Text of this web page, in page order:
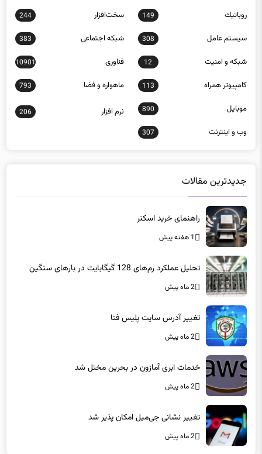
روباتيك 149 سخت‌افزار 244
سيستم عامل 308 شبكه اجتماعی 383
شبكه و امنيت 12 فناوری 10901
كامپيوتر همراه 113 ماهواره و فضا 793
موبايل 890 نرم افزار 206
وب و اينترنت 307
جدیدترین مقالات
راهنمای خرید اسکنر
1 هفته پیش
تحلیل عملکرد رم‌های 128 گیگابایت در بارهای سنگین
2 ماه پیش
تغییر آدرس سایت پلیس فتا
2 ماه پیش
خدمات ابری آمازون در بحرین مختل شد
2 ماه پیش
تغییر نشانی جی‌میل امکان پذیر شد
2 ماه پیش